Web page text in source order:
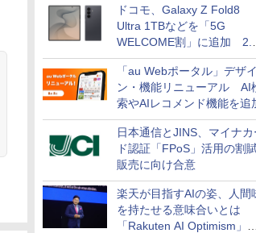
ドコモ、Galaxy Z Fold8
Ultra 1TBなどを「5G
WELCOME割」に追加 2.2
万円引き
「au Webポータル」デザイ
ン・機能リニューアル AI
索やAIレコメンド機能を追
日本通信とJINS、マイナカ
ド認証「FPoS」活用の割
販売に向け合意
楽天が目指すAIの姿、人間
を持たせる意味合いとは
「Rakuten AI Optimism」三